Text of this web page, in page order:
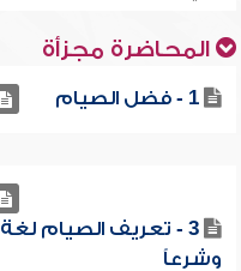
المحاضرة مجزأة
1 - فضل الصيام
3 - تعريف الصيام لغة
وشرعاً